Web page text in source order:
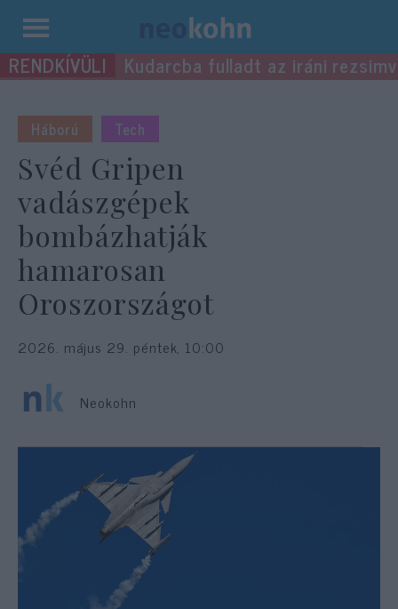
Kilépés
a Kudarcba fulladt az iráni
Háború Tech
Svéd Gripen
vadászgépek
bombázhatják
hamarosan
Oroszországot
2026. május 29. péntek, 10:00
Neokohn